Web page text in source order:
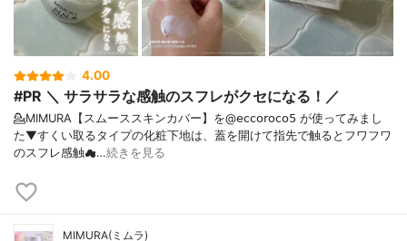
4.00
#PR ＼ サラサラな感触のスフレがクセになる！／
💁MIMURA【スムーススキンカバー】を@𝖾𝖼𝖼𝗈𝗋𝗈𝖼𝗈𝟧 が使ってみまし
た⁡⁡▼⁡すくい取るタイプの化粧下地は、蓋を開けて指先で触るとフワフワ
のスフレ感触☁…続きを見る
MIMURA(ミムラ)